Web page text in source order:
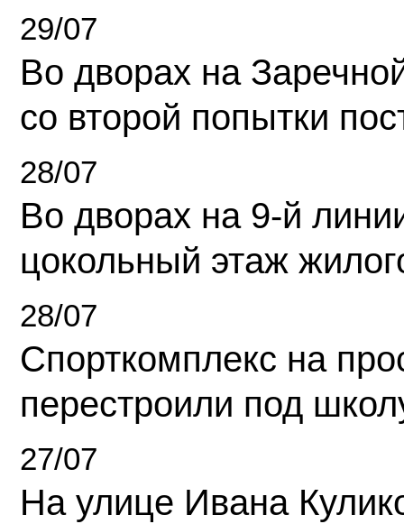
29/07
Во дворах на
со второй попытки
28/07
Во дворах на 9-й
цокольный этаж
28/07
Спорткомплекс на
перестроили под
27/07
На улице Ивана